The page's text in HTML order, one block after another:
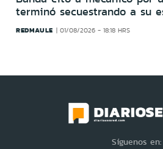
terminó secuestrando a su
REDMAULE 01/08/2026 - 18:18 HRS
Síguenos en: